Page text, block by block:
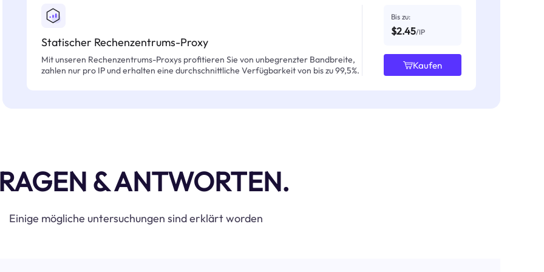
Statischer Rechenzentrums-Proxy
Mit unseren Rechenzentrums-Proxys profitieren Sie von unbegrenzter Bandbreite,
zahlen nur pro IP und erhalten eine durchschnittliche Verfügbarkeit von bis zu 99,5%.
Bis zu:
$2.45/IP
Kaufen
& ANTWORTEN.
Einige mögliche untersuchungen sind erklärt worden